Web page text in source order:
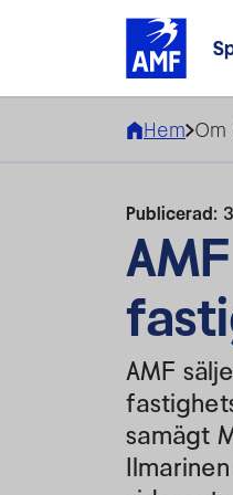
Hem Om
Publicerad:
AMF
samägt